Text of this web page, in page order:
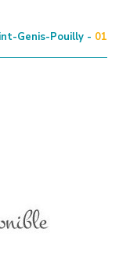
Genis-Pouilly - 01